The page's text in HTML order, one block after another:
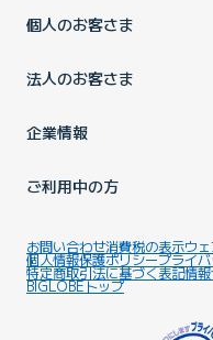
個人のお客さま
法人のお客さま
企業情報
ご利用中の方
お問い合わせ消費税の表示ウ
個人情報保護ポリシープライ
特定商取引法に基づく表記情
BIGLOBEトップ